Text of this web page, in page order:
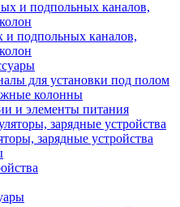
подпольных каналов,
для установки под полом
колонны
и элементы питания
зарядные устройства